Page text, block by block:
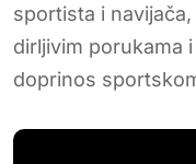
sportista i
dirljivim porukama
doprinos